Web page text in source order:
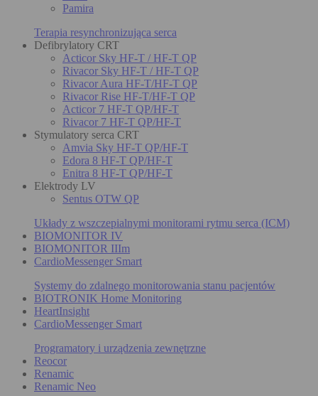
Pamira
Terapia resynchronizująca serca
Defibrylatory CRT
Acticor Sky HF-T / HF-T QP
Rivacor Sky HF-T / HF-T QP
Rivacor Aura HF-T/HF-T QP
Rivacor Rise HF-T/HF-T QP
Acticor 7 HF-T QP/HF-T
Rivacor 7 HF-T QP/HF-T
Stymulatory serca CRT
Amvia Sky HF-T QP/HF-T
Edora 8 HF-T QP/HF-T
Enitra 8 HF-T QP/HF-T
Elektrody LV
Sentus OTW QP
Układy z wszczepialnymi monitorami rytmu serca (ICM)
BIOMONITOR IV
BIOMONITOR IIIm
CardioMessenger Smart
Systemy do zdalnego monitorowania stanu pacjentów
BIOTRONIK Home Monitoring
HeartInsight
CardioMessenger Smart
Programatory i urządzenia zewnętrzne
Reocor
Renamic
Renamic Neo